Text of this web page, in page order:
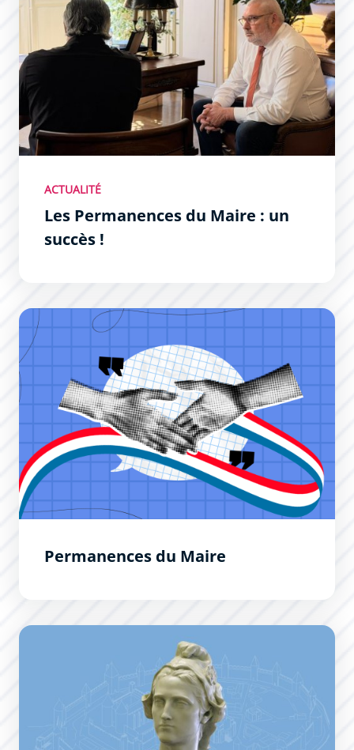
ACTUALITÉ
Les Permanences du Maire : un
succès !
Permanences du Maire
Permanences du Maire
Le Conseil Municipal